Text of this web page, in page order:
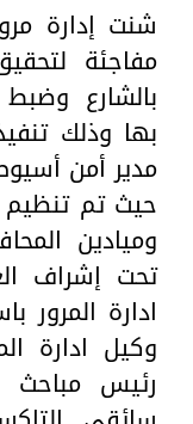
شنت إدارة
مفاجئة
بالشارع
بها وذلك
مدير أمن
حيث تم
وميادين
تحت إشراف
ادارة المرور
وكيل ادارة
رئيس مباحث